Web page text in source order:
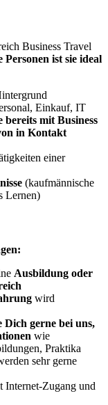
Business Travel
Personen ist sie ideal
Einkauf, IT
bereits mit Business
in Kontakt
einer
(kaufmännische
Lernen)
Ausbildung oder
wird
Dich gerne bei uns,
wie
Praktika
sehr gerne
Internet-Zugang und